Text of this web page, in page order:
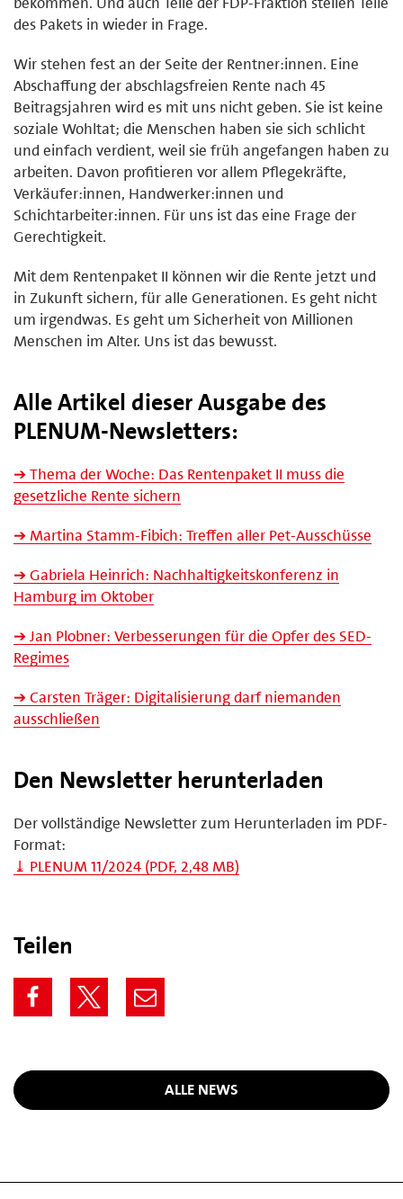
des Pakets in wieder in Frage.
Wir stehen fest an der Seite der Rentner:innen. Eine
Abschaffung der abschlagsfreien Rente nach 45
Beitragsjahren wird es mit uns nicht geben. Sie ist keine
soziale Wohltat; die Menschen haben sie sich schlicht
und einfach verdient, weil sie früh angefangen haben zu
arbeiten. Davon profitieren vor allem Pflegekräfte,
Verkäufer:innen, Handwerker:innen und
Schichtarbeiter:innen. Für uns ist das eine Frage der
Gerechtigkeit.
Mit dem Rentenpaket II können wir die Rente jetzt und
in Zukunft sichern, für alle Generationen. Es geht nicht
um irgendwas. Es geht um Sicherheit von Millionen
Menschen im Alter. Uns ist das bewusst.
Alle Artikel dieser Ausgabe des
PLENUM-Newsletters:
➔ Thema der Woche: Das Rentenpaket II muss die
gesetzliche Rente sichern
➔ Martina Stamm-Fibich: Treffen aller Pet-Ausschüsse
➔ Gabriela Heinrich: Nachhaltigkeitskonferenz in
Hamburg im Oktober
➔ Jan Plobner: Verbesserungen für die Opfer des SED-
Regimes
➔ Carsten Träger: Digitalisierung darf niemanden
ausschließen
Den Newsletter herunterladen
Der vollständige Newsletter zum Herunterladen im PDF-
Format:
⤓ PLENUM 11/2024 (PDF, 2,48 MB)
Teilen
ALLE NEWS